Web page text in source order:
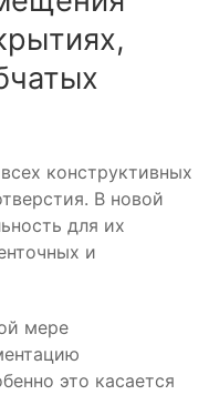
конструктивных
В новой
для их
и
мере
это касается